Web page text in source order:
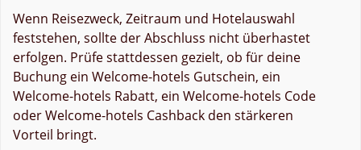
Wenn Reisezweck, Zeitraum und Hotelauswahl
feststehen, sollte der Abschluss nicht überhastet
erfolgen. Prüfe stattdessen gezielt, ob für deine
Buchung ein Welcome-hotels Gutschein, ein
Welcome-hotels Rabatt, ein Welcome-hotels Code
oder Welcome-hotels Cashback den stärkeren
Vorteil bringt.